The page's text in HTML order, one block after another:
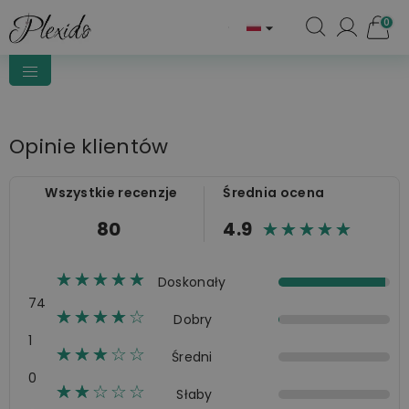
 0
Opinie klientów
Wszystkie recenzje
80
Średnia ocena
4.9 ☆☆☆☆☆
★★★★★
☆☆☆☆☆
★★★★★
Doskonały
74
☆☆☆☆☆
★★★★
Dobry
1
☆☆☆☆☆
★★★
Średni
0
☆☆☆☆☆
★★
Słaby